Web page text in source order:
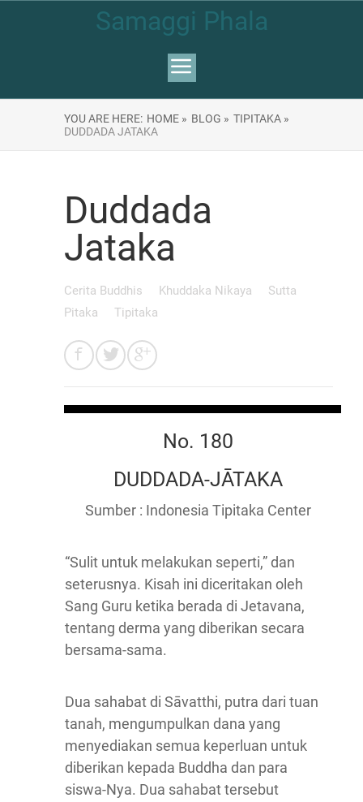
Samaggi Phala
YOU ARE HERE: HOME » BLOG » TIPITAKA »
DUDDADA JATAKA
Duddada
Jataka
Cerita Buddhis Khuddaka Nikaya
Sutta
Pitaka
Tipitaka
No. 180
DUDDADA-JĀTAKA
Sumber : Indonesia Tipitaka Center
“Sulit untuk melakukan seperti,” dan
seterusnya. Kisah ini diceritakan oleh
Sang Guru ketika berada di Jetavana,
tentang derma yang diberikan secara
bersama-sama.
Dua sahabat di Sāvatthi, putra dari tuan
tanah, mengumpulkan dana yang
menyediakan semua keperluan untuk
diberikan kepada Buddha dan para
siswa-Nya. Dua sahabat tersebut